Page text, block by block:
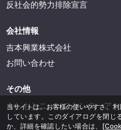
反社会的勢力排除宣言
会社情報
吉本興業株式会社
お問い合わせ
その他
よしもとニュースセンターア
当サイトは、お客様の使いやすさ、
しています。このダイアログを閉じ
か、詳細を確認したい場合は、